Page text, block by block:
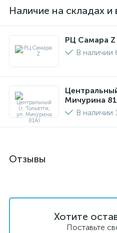
Наличие на складах и
РЦ Самара Z
В наличии
Мичурина
В наличии
Отзывы
Хотите
Поставьте